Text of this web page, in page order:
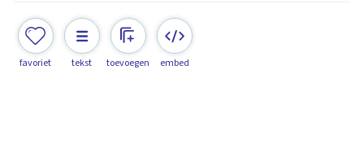
favoriet tekst toevoegen embed